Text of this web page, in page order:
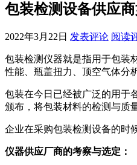
包装检测设备供应
2022年3月22日 发表评论 阅读
包装检测仪器就是指用于包装
性能、瓶盖扭力、顶空气体分
包装在今日已经被广泛的用于
颁布，将包装材料的检测与质
企业在采购包装检测设备的时
仪器供应厂商的考察与选定：